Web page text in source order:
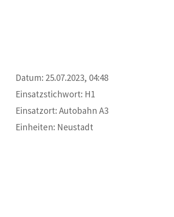
Datum: 25.07.2023, 04:48
Einsatzstichwort: H1
Einsatzort: Autobahn A3
Einheiten: Neustadt